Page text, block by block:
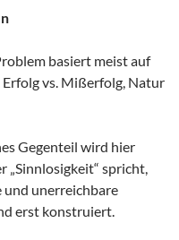
basiert meist auf
vs. Mißerfolg, Natur
Gegenteil wird hier
„Sinnlosigkeit“ spricht,
unerreichbare
erst konstruiert.